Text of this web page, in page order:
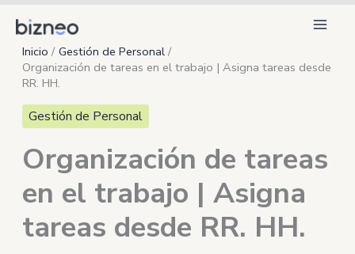
contenido
Inicio
Gestión de Personal
Organización de tareas en el trabajo | Asigna tareas desde
RR. HH.
Gestión de Personal
Organización de tareas
en el trabajo | Asigna
tareas desde RR. HH.